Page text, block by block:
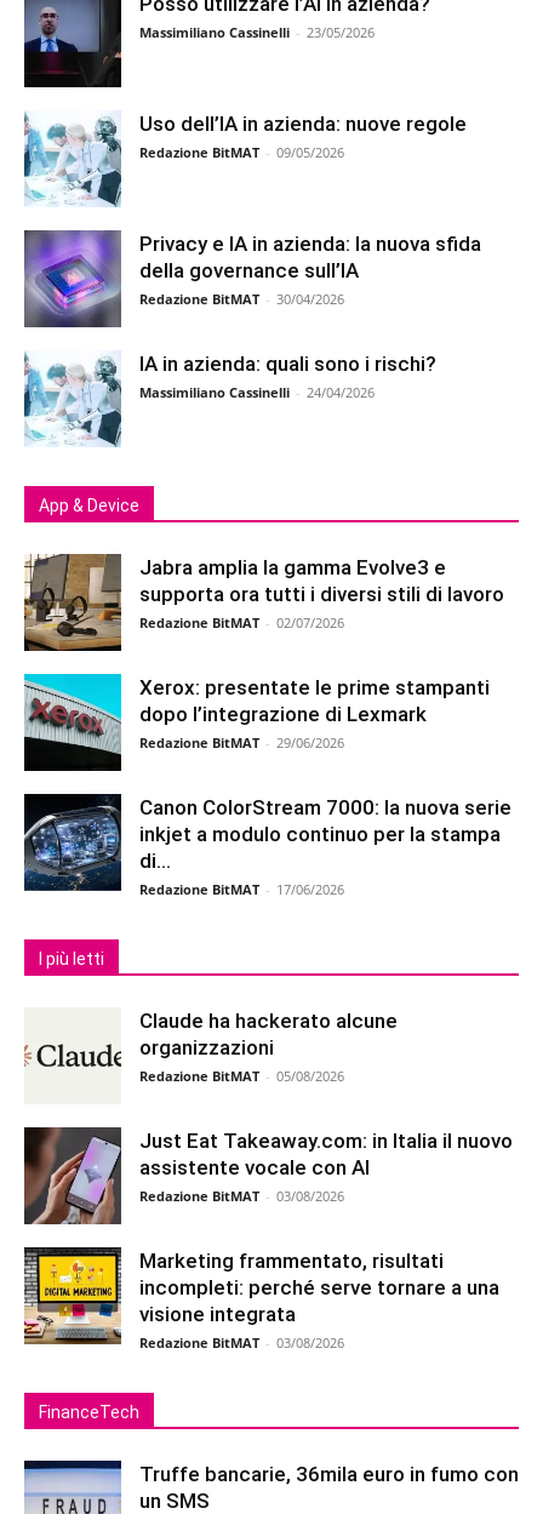
Massimiliano Cassinelli - 23/05/2026
Uso dell’IA in azienda: nuove regole
Redazione BitMAT - 09/05/2026
Privacy e IA in azienda: la nuova sfida
della governance sull’IA
Redazione BitMAT - 30/04/2026
IA in azienda: quali sono i rischi?
Massimiliano Cassinelli - 24/04/2026
App & Device
Jabra amplia la gamma Evolve3 e
supporta ora tutti i diversi stili di lavoro
Redazione BitMAT - 02/07/2026
Xerox: presentate le prime stampanti
dopo l’integrazione di Lexmark
Redazione BitMAT - 29/06/2026
Canon ColorStream 7000: la nuova serie
inkjet a modulo continuo per la stampa
di...
Redazione BitMAT - 17/06/2026
I più letti
Claude ha hackerato alcune
organizzazioni
Redazione BitMAT - 05/08/2026
Just Eat Takeaway.com: in Italia il nuovo
assistente vocale con AI
Redazione BitMAT - 03/08/2026
Marketing frammentato, risultati
incompleti: perché serve tornare a una
visione integrata
Redazione BitMAT - 03/08/2026
FinanceTech
Truffe bancarie, 36mila euro in fumo con
un SMS